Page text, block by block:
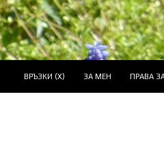
ВРЪЗКИ (Х) ЗА МЕН ПРАВА